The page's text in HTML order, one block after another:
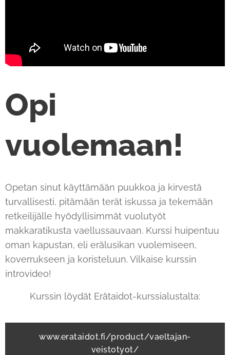
Opi
vuolemaan!
Opetan sinut käyttämään puukkoa ja kirvestä
turvallisesti, pitämään terät iskussa ja tekemään
retkeilijälle hyödyllisimmät vuolutyöt
makkaratikusta vaellussauvaan. Kurssi huipentuu
oman kapustan, eli erälusikan vuolemiseen,
koverrukseen ja koristeluun. Vilkaise kurssin
introvideo!
Kurssin löydät Erätaidot-kurssialustalta:
www.erataidot.fi/product/vaeltajan-
veistotyot/